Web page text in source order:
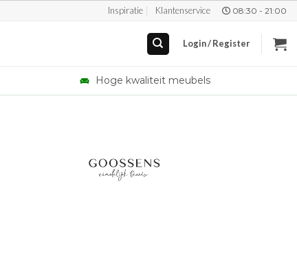
Inspiratie Klantenservice 08:30 - 21:00
Login / Register
Hoge kwaliteit meubels